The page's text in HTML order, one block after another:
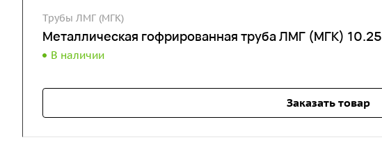
Трубы ЛМГ (МГК)
Металлическая гофрированная труба ЛМГ (МГК) 10.25
В наличии
Заказать товар